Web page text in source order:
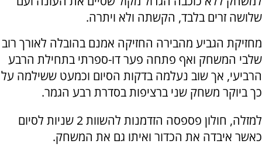
שלושה זרים בלבד, הקשתה ולא ויתרה.
מחזיקת הגביע מהבירה החזיקה אמנם בהובלה לאורך רוב
שלבי המשחק ואף פתחה פער דו-ספרתי בתחילת הרבע
הרביעי, אך שוב נעלמה בדקות הסיום וכמעט ששילמה על
כך ביוקר משחק שני ברציפות בסדרת רבע הגמר.
למזלה, חולון פספסה הזדמנות להשוות 2 שניות לסיום
כאשר איבדה את הכדור ואיתו גם את המשחק.